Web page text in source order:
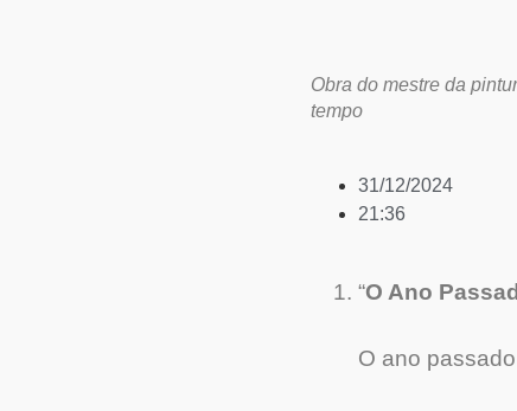
Obra do mestre da
tempo
31/12/2024
21:36
“O Ano
O ano